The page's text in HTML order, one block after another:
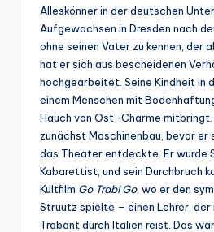
Alleskönner in der deutschen
Aufgewachsen in Dresden nach
ohne seinen Vater zu kennen, der
hat er sich aus bescheidenen
hochgearbeitet. Seine Kindheit in
einem Menschen mit
Hauch von Ost-Charme
zunächst Maschinenbau, bevor
das Theater entdeckte. Er wurde
Kabarettist, und sein Durchbruch
Kultfilm Go Trabi Go, wo er den
Struutz spielte – einen Lehrer, der
Trabant durch Italien reist. Das